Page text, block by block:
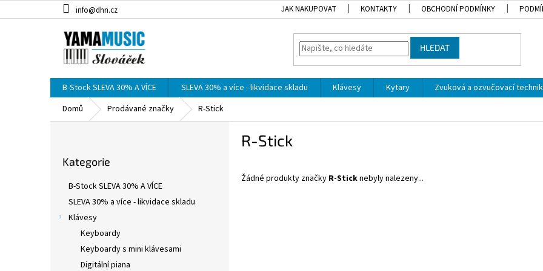
na
info@dhn.cz JAK NAKUPOVAT KONTAKTY OBCHODNÍ PODMÍNKY
HLEDAT
B-Stock SLEVA 30% A VÍCE SLEVA 30% a více - likvidace skladu Klávesy Kytary Zvuková a ozvučovací
Domů
Prodávané značky R-Stick
kategorie
Kategorie
B-Stock SLEVA 30% A VÍCE
SLEVA 30% a více - likvidace skladu
Klávesy
Keyboardy
Keyboardy s mini klávesami
Digitální piana
R-Stick
Žádné produkty značky R-Sticknebyly nalezeny...